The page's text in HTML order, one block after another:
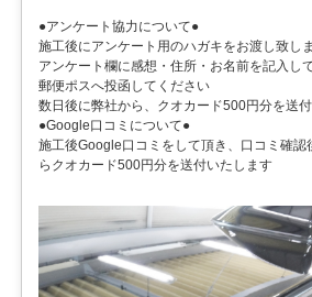
●アンケート協力について●
施工後にアンケート用のハガキをお渡し致しま
アンケート欄に感想・住所・お名前を記入して
郵便ポスへ投函してください
数日後に弊社から、クオカード500円分を送
●Google口コミについて●
施工後Google口コミをして頂き、口コミ確認
らクオカード500円分を送付いたします